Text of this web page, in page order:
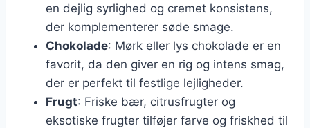
en dejlig syrlighed og cremet konsistens,
der komplementerer søde smage.
Chokolade: Mørk eller lys chokolade er en
favorit, da den giver en rig og intens smag,
der er perfekt til festlige lejligheder.
Frugt: Friske bær, citrusfrugter og
eksotiske frugter tilføjer farve og friskhed til